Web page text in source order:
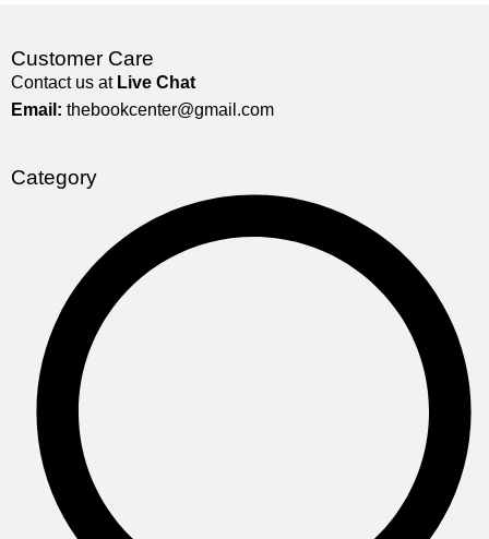
Customer Care
Contact us at Live Chat
Email: thebookcenter@gmail.com
Category